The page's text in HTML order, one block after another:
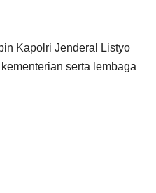
Kapolri Jenderal Listyo
serta lembaga